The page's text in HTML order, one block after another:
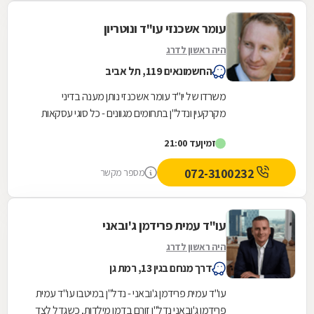
עומר אשכנזי עו"ד ונוטריון
היה ראשון לדרג
החשמונאים 119, תל אביב
משרדו של יו"ד עומר אשכנזי נותן מענה בדיני
מקרקעין ונדל"ן בתחומים מגוונים - כל סוגי עסקאות
קרקעות...
זמיןעד 21:00
מספר מקשר
עו"ד עמית פרידמן ג'ובאני
היה ראשון לדרג
דרך מנחם בגין 13, רמת גן
עו"ד עמית פרידמן ג'ובאני - נדל"ן במיטבו עו"ד עמית
פרידמן ג'ובאני נדל"ן זורם בדמו מילדות, כשגדל לצד